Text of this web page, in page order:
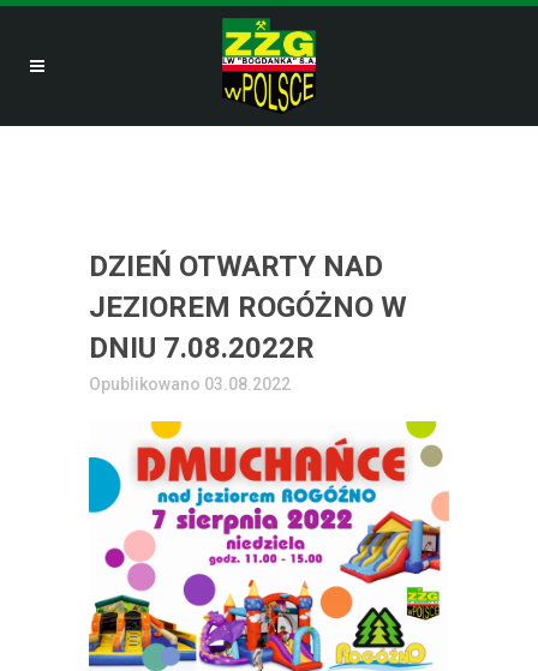
DZIEŃ OTWARTY NAD
JEZIOREM ROGÓŻNO W
DNIU 7.08.2022R
Opublikowano 03.08.2022